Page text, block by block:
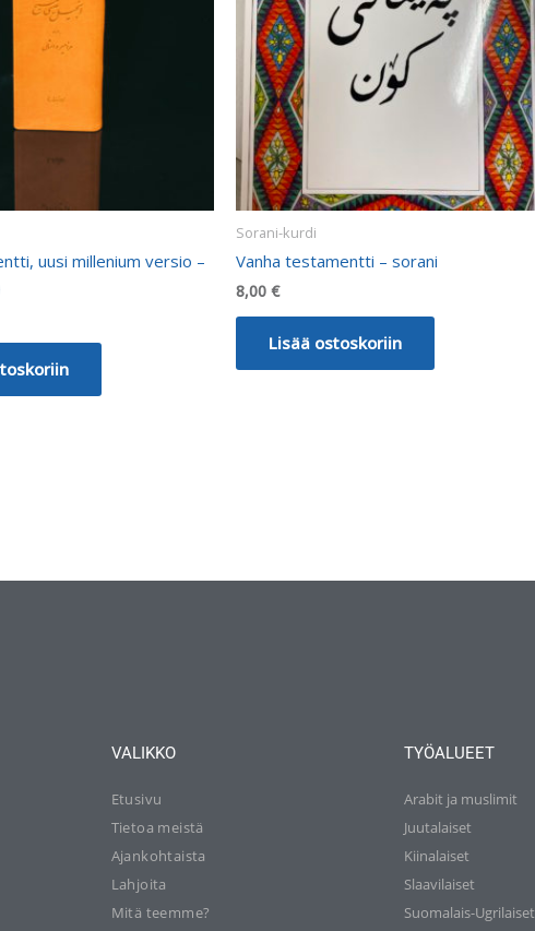
uusi millenium versio –
Sorani-kurdi
Vanha testamentti – sorani
8,00 €
Lisää ostoskoriin
VALIKKO
Etusivu
Tietoa meistä
Ajankohtaista
Lahjoita
Mitä teemme?
TYÖALUEET
Arabit ja muslimit
Juutalaiset
Kiinalaiset
Slaavilaiset
Suomalais-Ugrilaiset